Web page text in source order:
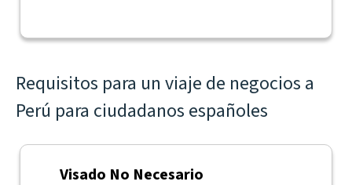
Requisitos para un viaje de negocios a
Perú para ciudadanos españoles
Visado No Necesario